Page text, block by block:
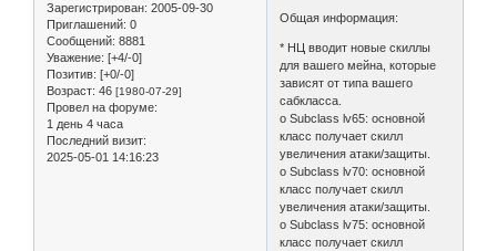
Зарегистрирован: 2005-09-30
Приглашений: 0
Сообщений: 8881
Уважение: [+4/-0]
Позитив: [+0/-0]
Возраст: 46 [1980-07-29]
Провел на форуме:
1 день 4 часа
Последний визит:
2025-05-01 14:16:23
Общая информация:
* НЦ вводит новые скиллы
для вашего мейна, которые
зависят от типа вашего
сабкласса.
o Subclass lv65: основной
класс получает скилл
увеличения атаки/защиты.
o Subclass lv70: основной
класс получает скилл
увеличения атаки/защиты.
o Subclass lv75: основной
класс получает скилл